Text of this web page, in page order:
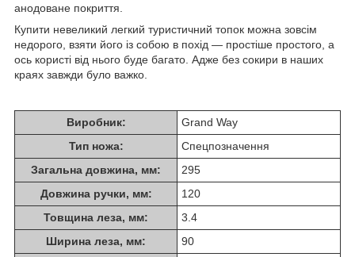
анодоване покриття.
Купити невеликий легкий туристичний топок можна зовсім
недорого, взяти його із собою в похід — простіше простого, а
ось користі від нього буде багато. Адже без сокири в наших
краях завжди було важко.
Виробник:
Grand Way
Тип ножа:
Спецпозначення
Загальна довжина, мм:
295
Довжина ручки, мм:
120
Товщина леза, мм:
3.4
Ширина леза, мм:
90